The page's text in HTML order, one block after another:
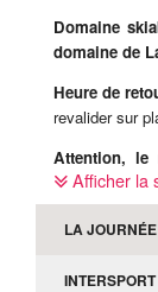
Domaine
domaine de
Heure de
revalider sur
Attention, le
neige ne
part d'un
Afficher la
LA
INTERSPORT